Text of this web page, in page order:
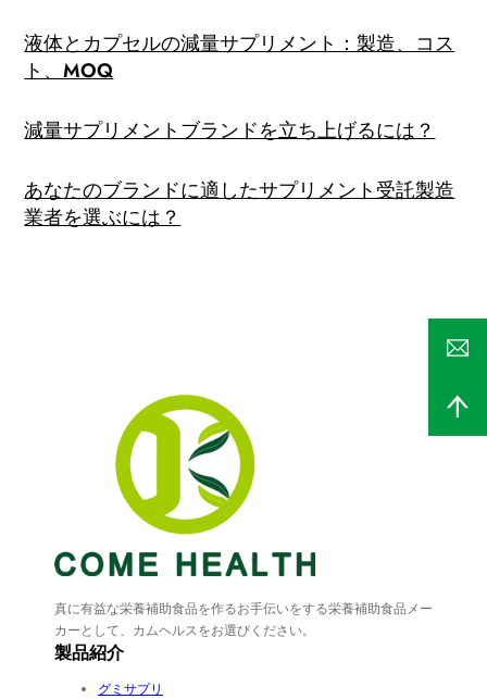
液体とカプセルの減量サプリメント：製造、コス
ト、MOQ
減量サプリメントブランドを立ち上げるには？
あなたのブランドに適したサプリメント受託製造
業者を選ぶには？
真に有益な栄養補助食品を作るお手伝いをする栄養補助食品メー
カーとして、カムヘルスをお選びください。
製品紹介
グミサプリ